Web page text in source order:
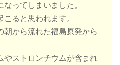
ってしまいました。
ると思われます。
朝から流れた福島原発から
やストロンチウムが含まれ